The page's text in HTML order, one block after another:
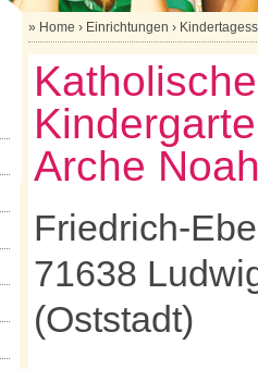
» Home › Einrichtungen ›
Arche
Friedrich-
71638
(Oststadt)